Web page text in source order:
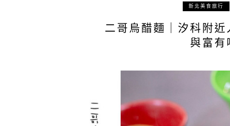
新北美食旅行
二哥烏醋麵｜汐科附
與富有